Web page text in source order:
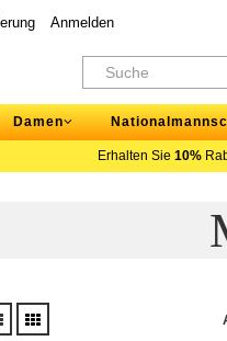
Anmelden
Damen
Erhalten Sie 10%